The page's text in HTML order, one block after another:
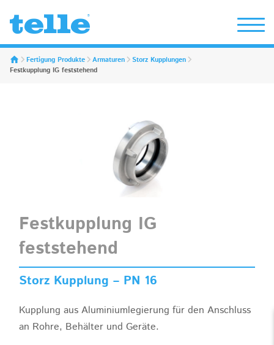
Erwin Telle GmbH
Fertigung Produkte Armaturen
Storz Kupplungen
Festkupplung IG feststehend
Festkupplung IG
feststehend
Storz Kupplung – PN 16
Kupplung aus Aluminiumlegierung für den Anschluss
an Rohre, Behälter und Geräte.